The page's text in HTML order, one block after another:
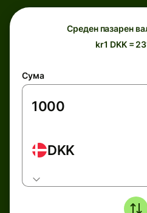
Среден пазарен
kr1 DKK =
Сума
DKK